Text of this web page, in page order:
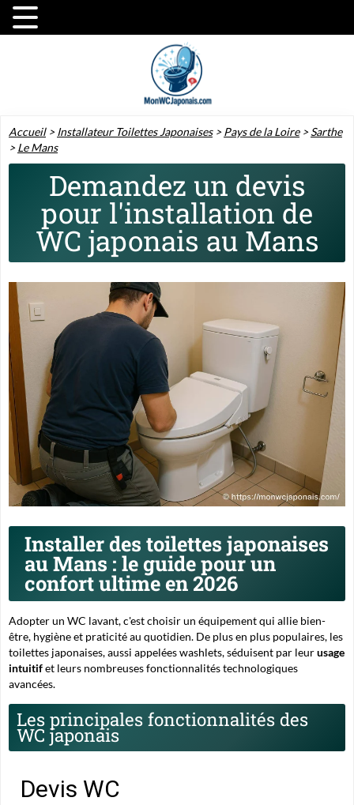
Accueil>Installateur Toilettes Japonaises>Pays de la Loire>Sarthe
>Le Mans
Demandez un devis
pour l'installation de
WC japonais au Mans
Installer des toilettes japonaises
au Mans : le guide pour un
confort ultime en 2026
Adopter un WC lavant, c'est choisir un équipement qui allie bien-
être, hygiène et praticité au quotidien. De plus en plus populaires, les
toilettes japonaises, aussi appelées washlets, séduisent par leurusage
intuitifet leurs nombreuses fonctionnalités technologiques
avancées.
Les principales fonctionnalités des
WC japonais
Devis WC